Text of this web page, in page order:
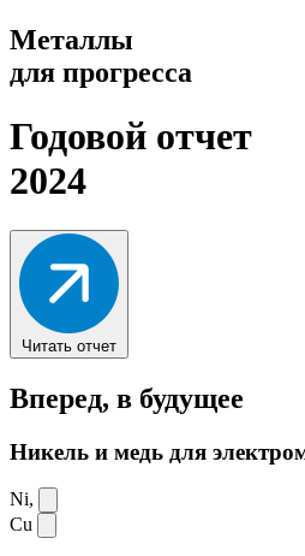
Металлы
для прогресса
Годовой отчет
2024
Читать отчет
Вперед, в будущее
Никель и медь для
Ni,
Cu